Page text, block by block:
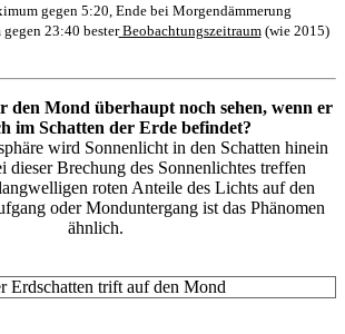
gegen 5:20, Ende bei Morgendämmerung
gegen 23:40 besterBeobachtungszeitraum(wie 2015)
den Mond überhaupt noch sehen, wenn er
im Schatten der Erde befindet?
wird Sonnenlicht in den Schatten hinein
dieser Brechung des Sonnenlichtes treffen
roten Anteile des Lichts auf den
oder Monduntergang ist das Phänomen
ähnlich.